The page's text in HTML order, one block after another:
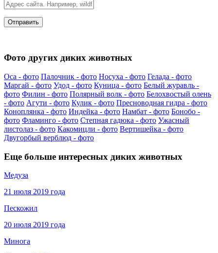
Фото других диких животных
Оса - фото Палочник - фото Носуха - фото Гелада - фото
Маргай - фото Удод - фото Куница - фото Белый журавль -
фото Филин - фото Полярный волк - фото Белохвостый олень
- фото Агути - фото Кулик - фото Пресноводная гидра - фото
Коноплянка - фото Индейка - фото Намбат - фото Бонобо -
фото Фламинго - фото Степная гадюка - фото Ужасный
листолаз - фото Какомицли - фото Вертишейка - фото
Двугорбый верблюд - фото
Еще больше интересных диких животных
Медуза
21 июля 2019 года
Пескожил
20 июля 2019 года
Минога